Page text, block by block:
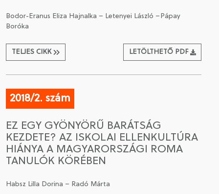
Bodor-Eranus Eliza Hajnalka – Letenyei László –Pápay
Boróka
TELJES CIKK LETÖLTHETŐ PDF
2018/2. szám
EZ EGY GYÖNYÖRŰ BARÁTSÁG
KEZDETE? AZ ISKOLAI ELLENKULTÚRA
HIÁNYA A MAGYARORSZÁGI ROMA
TANULÓK KÖRÉBEN
Habsz Lilla Dorina – Radó Márta